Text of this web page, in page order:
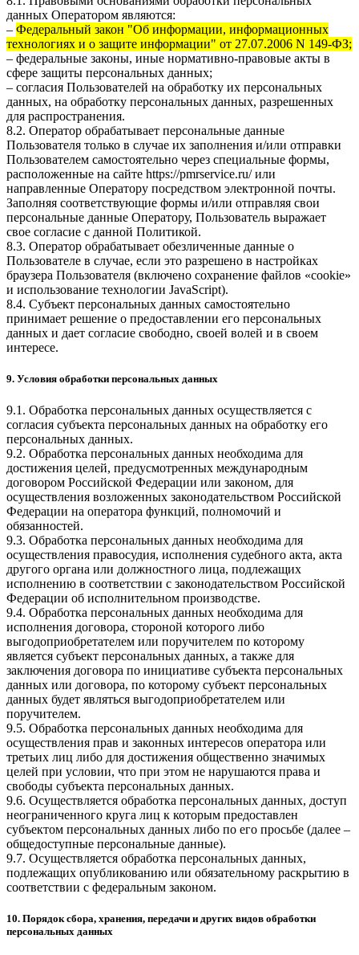
данных Оператором являются:
– Федеральный закон "Об информации, информационных
технологиях и о защите информации" от 27.07.2006 N 149-ФЗ;
– федеральные законы, иные нормативно-правовые акты в
сфере защиты персональных данных;
– согласия Пользователей на обработку их персональных
данных, на обработку персональных данных, разрешенных
для распространения.
8.2. Оператор обрабатывает персональные данные
Пользователя только в случае их заполнения и/или отправки
Пользователем самостоятельно через специальные формы,
расположенные на сайте https://pmrservice.ru/или
направленные Оператору посредством электронной почты.
Заполняя соответствующие формы и/или отправляя свои
персональные данные Оператору, Пользователь выражает
свое согласие с данной Политикой.
8.3. Оператор обрабатывает обезличенные данные о
Пользователе в случае, если это разрешено в настройках
браузера Пользователя (включено сохранение файлов «cookie»
и использование технологии JavaScript).
8.4. Субъект персональных данных самостоятельно
принимает решение о предоставлении его персональных
данных и дает согласие свободно, своей волей и в своем
интересе.
9. Условия обработки персональных данных
9.1. Обработка персональных данных осуществляется с
согласия субъекта персональных данных на обработку его
персональных данных.
9.2. Обработка персональных данных необходима для
достижения целей, предусмотренных международным
договором Российской Федерации или законом, для
осуществления возложенных законодательством Российской
Федерации на оператора функций, полномочий и
обязанностей.
9.3. Обработка персональных данных необходима для
осуществления правосудия, исполнения судебного акта, акта
другого органа или должностного лица, подлежащих
исполнению в соответствии с законодательством Российской
Федерации об исполнительном производстве.
9.4. Обработка персональных данных необходима для
исполнения договора, стороной которого либо
выгодоприобретателем или поручителем по которому
является субъект персональных данных, а также для
заключения договора по инициативе субъекта персональных
данных или договора, по которому субъект персональных
данных будет являться выгодоприобретателем или
поручителем.
9.5. Обработка персональных данных необходима для
осуществления прав и законных интересов оператора или
третьих лиц либо для достижения общественно значимых
целей при условии, что при этом не нарушаются права и
свободы субъекта персональных данных.
9.6. Осуществляется обработка персональных данных, доступ
неограниченного круга лиц к которым предоставлен
субъектом персональных данных либо по его просьбе (далее –
общедоступные персональные данные).
9.7. Осуществляется обработка персональных данных,
подлежащих опубликованию или обязательному раскрытию в
соответствии с федеральным законом.
10. Порядок сбора, хранения, передачи и других видов обработки
персональных данных